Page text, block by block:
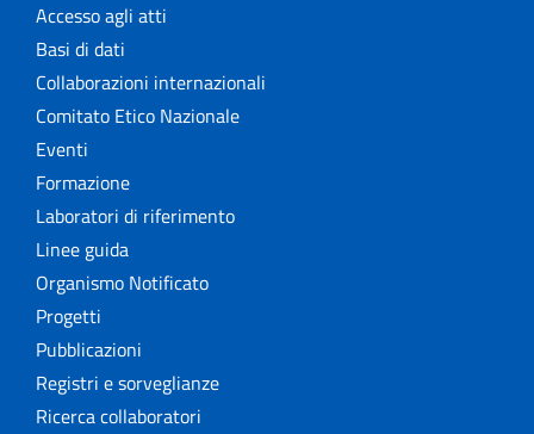
Accesso agli atti
Basi di dati
Collaborazioni internazionali
Comitato Etico Nazionale
Eventi
Formazione
Laboratori di riferimento
Linee guida
Organismo Notificato
Progetti
Pubblicazioni
Registri e sorveglianze
Ricerca collaboratori